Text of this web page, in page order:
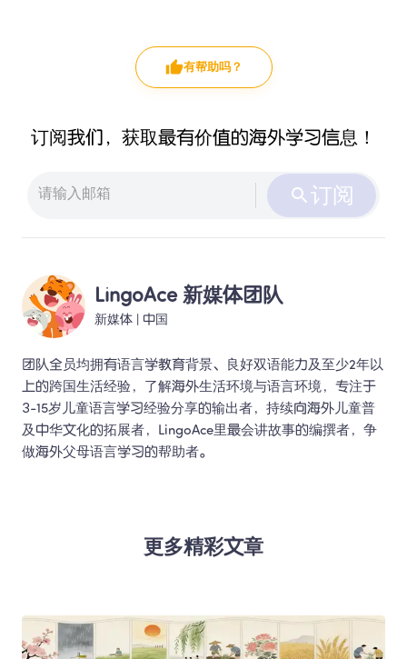
有帮助吗？
订阅我们，获取最有价值的海外学习信息！
订阅
LingoAce 新媒体团队
新媒体 中国
团队全员均拥有语言学教育背景、良好双语能力及至少2年以
上的跨国生活经验，了解海外生活环境与语言环境，专注于
3-15岁儿童语言学习经验分享的输出者，持续向海外儿童普
及中华文化的拓展者，LingoAce里最会讲故事的编撰者，争
做海外父母语言学习的帮助者。
更多精彩文章